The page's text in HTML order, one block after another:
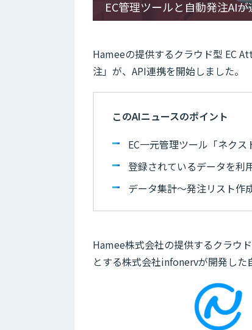
EC管理ツールと自動発注AIが
Hameeの提供するクラウド型 EC
注」が、API連携を開始しました。
このAIニュースのポイント
EC一元管理ツール「ネク
登録されているデータを利
データ集計〜発注リスト作
Hamee株式会社の提供するクラウ
とする株式会社infonervが開発した